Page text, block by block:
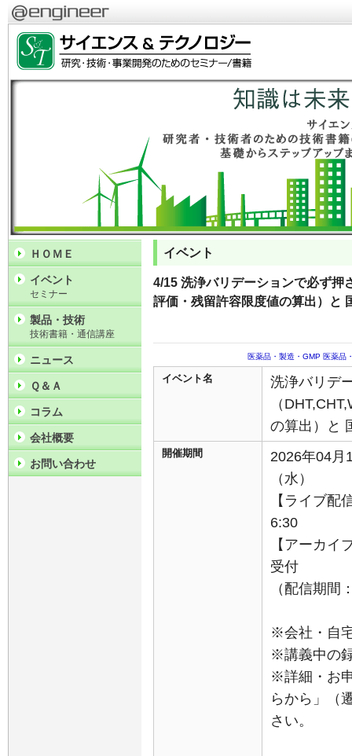
イベント
4/15 洗浄バリデーションで必ず押
評価・残留許容限度値の算出）と
医薬品・製造・GMP 医薬品
イベント名
洗浄バリデ
（
の算出）と
開催期間
2026年04月
（水）
【ライブ配
6:30
【アーカイ
受付
（配信期間
※会社・自
※講義中の
※詳細・お
らから」（
さい。
ＨＯＭＥ
イベント
セミナー
製品・技術
技術書籍・通信講座
ニュース
Ｑ＆Ａ
コラム
会社概要
お問い合わせ